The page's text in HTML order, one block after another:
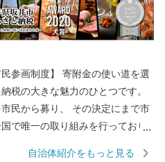
附金の使い道を選
税の大きな魅力のひとつです。
、 その決定にまで市
で唯一の取り組みを行っており
自治体紹介をもっと見る